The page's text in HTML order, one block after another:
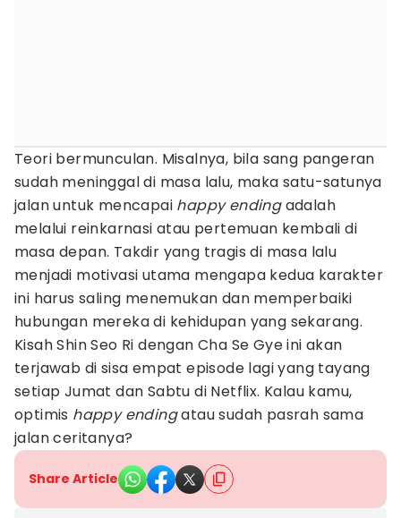
Teori bermunculan. Misalnya, bila sang pangeran
sudah meninggal di masa lalu, maka satu-satunya
jalan untuk mencapai happy endingadalah
melalui reinkarnasi atau pertemuan kembali di
masa depan. Takdir yang tragis di masa lalu
menjadi motivasi utama mengapa kedua karakter
ini harus saling menemukan dan memperbaiki
hubungan mereka di kehidupan yang sekarang.
Kisah Shin Seo Ri dengan Cha Se Gye ini akan
terjawab di sisa empat episode lagi yang tayang
setiap Jumat dan Sabtu di Netflix. Kalau kamu,
optimis happy endingatau sudah pasrah sama
jalan ceritanya?
Share Article